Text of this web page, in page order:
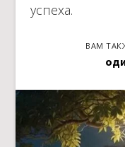
успеха.
ВАМ